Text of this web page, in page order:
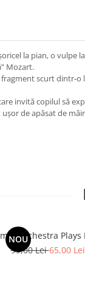
la pian, o vulpe
Mozart.
scurt dintr‑o
invită copilul să
de apăsat de
NOU
Orchestra Plays
99,00 Lei65,00 Lei